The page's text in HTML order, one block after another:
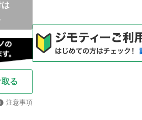
る
注意事項